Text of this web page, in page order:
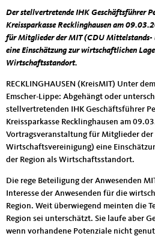
Der stellvertretende IHK Geschäftsführer
Kreissparkasse Recklinghausen am
für Mitglieder der MIT (CDU Mittelstands-
eine Einschätzung zur wirtschaftlichen
Wirtschaftsstandort.
RECKLINGHAUSEN (KreisMIT) Unter
Emscher-Lippe: Abgehängt oder
stellvertretenden IHK Geschäftsführer
Kreissparkasse Recklinghausen am
Vortragsveranstaltung für Mitglieder
Wirtschaftsvereinigung) eine
der Region als Wirtschaftsstandort.
Die rege Beteiligung der Anwesenden
Interesse der Anwesenden für die
Region. Weit überwiegend meinten die
Region sei unterschätzt. Sie laufe aber
wenn vorhandene Potenziale nicht